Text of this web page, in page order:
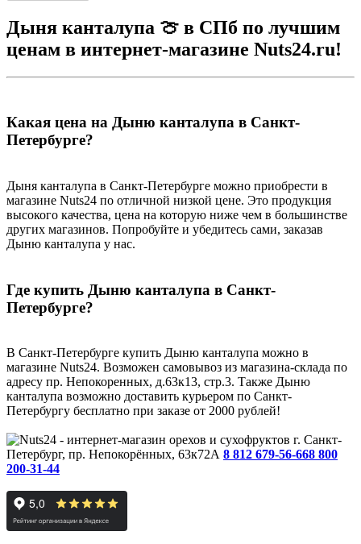
Дыня канталупа 🍈 в СПб по лучшим
ценам в интернет-магазине Nuts24.ru!
Какая цена на Дыню канталупа в Санкт-
Петербурге?
Дыня канталупа в Санкт-Петербурге можно приобрести в
магазине Nuts24 по отличной низкой цене. Это продукция
высокого качества, цена на которую ниже чем в большинстве
других магазинов. Попробуйте и убедитесь сами, заказав
Дыню канталупа у нас.
Где купить Дыню канталупа в Санкт-
Петербурге?
В Санкт-Петербурге купить Дыню канталупа можно в
магазине Nuts24. Возможен самовывоз из магазина-склада по
адресу пр. Непокоренных, д.63к13, стр.3. Также Дыню
канталупа возможно доставить курьером по Санкт-
Петербургу бесплатно при заказе от 2000 рублей!
г. Санкт-
Петербург, пр. Непокорённых, 63к72А 8 812 679-56-668 800
200-31-44